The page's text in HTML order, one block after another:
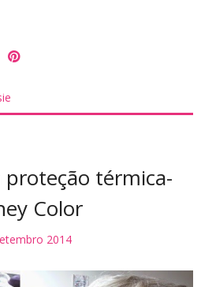
proteção térmica-
Color
2014